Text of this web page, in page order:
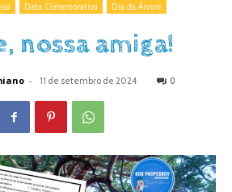
Data Comemorativa Dia da Árvore
nossa amiga!
- 11 de setembro de 2024 0